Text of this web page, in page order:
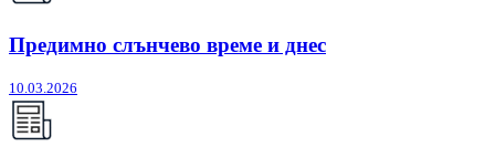
Предимно слънчево време и днес
10.03.2026